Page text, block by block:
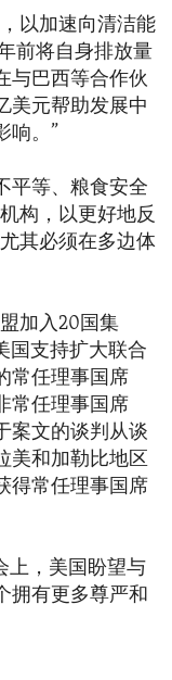
以加速向清洁能
前将自身排放量
与巴西等合作伙
美元帮助发展中
响。”
平等、粮食安全
构，以更好地反
其必须在多边体
加入20国集
国支持扩大联合
常任理事国席
常任理事国席
案文的谈判从谈
美和加勒比地区
得常任理事国席
上，美国盼望与
拥有更多尊严和